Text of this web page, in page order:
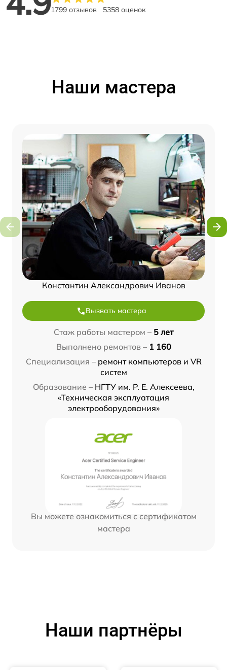
1799 отзывов 5358 оценок
Наши мастера
Константин Александрович Иванов
Вызвать мастера
Стаж работы мастером – 5 лет
Выполнено ремонтов – 1 160
Специализация – ремонт компьютеров и VR
систем
Образование – НГТУ им. Р. Е. Алексеева,
«Техническая эксплуатация
электрооборудования»
Вы можете ознакомиться с сертификатом
мастера
Наши партнёры